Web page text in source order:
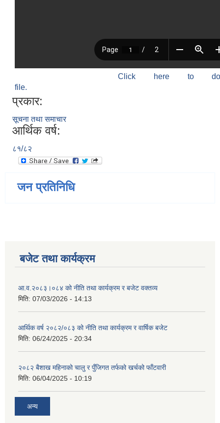
Click here to
file.
प्रकार:
सूचना तथा समाचार
आर्थिक वर्ष:
८१/८२
जन प्रतिनिधि
बजेट तथा कार्यक्रम
आ.व.२०८३।०८४ को नीति तथा कार्यक्रम र बजेट वक्तव्य
मिति: 07/03/2026 - 14:13
आर्थिक वर्ष २०८२/०८३ को नीति तथा कार्यक्रम र वार्षिक बजेट
मिति: 06/24/2025 - 20:34
२०८२ बैशाख महिनाको चालु र पुँजिगत तर्फको खर्चको फाँटवारी
मिति: 06/04/2025 - 10:19
अन्य